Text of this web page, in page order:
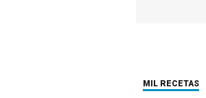
MIL RECETAS